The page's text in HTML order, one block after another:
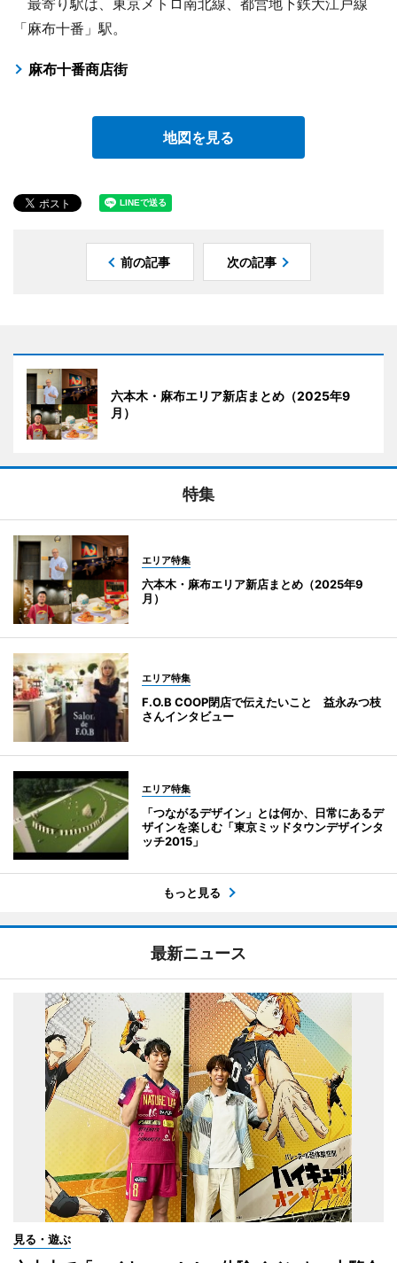
最寄り駅は、東京メトロ南北線、都営地下鉄大江戸線
「麻布十番」駅。
麻布十番商店街
地図を見る
前の記事 次の記事
六本木・麻布エリア新店まとめ（2025年9
月）
特集
エリア特集
六本木・麻布エリア新店まとめ（2025年9
月）
エリア特集
F.O.B COOP閉店で伝えたいこと 益永みつ枝
さんインタビュー
エリア特集
「つながるデザイン」とは何か、日常にあるデ
ザインを楽しむ「東京ミッドタウンデザインタ
ッチ2015」
もっと見る
最新ニュース
見る・遊ぶ